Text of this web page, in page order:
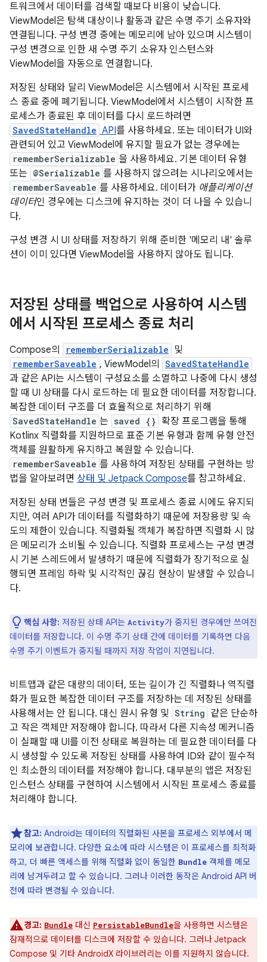
트워크에서 데이터를 검색할 때보다 비용이 낮습니다.
ViewModel은 탐색 대상이나 활동과 같은 수명 주기 소유자와
연결됩니다. 구성 변경 중에는 메모리에 남아 있으며 시스템이
구성 변경으로 인한 새 수명 주기 소유자 인스턴스와
ViewModel을 자동으로 연결합니다.
저장된 상태와 달리 ViewModel은 시스템에서 시작된 프로세
스 종료 중에 폐기됩니다. ViewModel에서 시스템이 시작한 프
로세스가 종료된 후 데이터를 다시 로드하려면
SavedStateHandle API를 사용하세요. 또는 데이터가 UI와
관련되어 있고 ViewModel에 유지할 필요가 없는 경우에는
rememberSerializable 을 사용하세요. 기본 데이터 유형
또는 @Serializable 를 사용하지 않으려는 시나리오에서는
rememberSaveable 를 사용하세요. 데이터가 애플리케이션
데이터인 경우에는 디스크에 유지하는 것이 더 나을 수 있습니
다.
구성 변경 시 UI 상태를 저장하기 위해 준비한 '메모리 내' 솔루
션이 이미 있다면 ViewModel을 사용하지 않아도 됩니다.
저장된 상태를 백업으로 사용하여 시스템
에서 시작된 프로세스 종료 처리
Compose의 rememberSerializable 및
rememberSaveable , ViewModel의 SavedStateHandle
과 같은 API는 시스템이 구성요소를 소멸하고 나중에 다시 생성
할 때 UI 상태를 다시 로드하는 데 필요한 데이터를 저장합니다.
복잡한 데이터 구조를 더 효율적으로 처리하기 위해
SavedStateHandle 는 saved {} 확장 프로그램을 통해
Kotlinx 직렬화를 지원하므로 표준 기본 유형과 함께 유형 안전
객체를 원활하게 유지하고 복원할 수 있습니다.
rememberSaveable 를 사용하여 저장된 상태를 구현하는 방
법을 알아보려면 상태 및 Jetpack Compose를 참고하세요.
저장된 상태 번들은 구성 변경 및 프로세스 종료 시에도 유지되
지만, 여러 API가 데이터를 직렬화하기 때문에 저장용량 및 속
도의 제한이 있습니다. 직렬화될 객체가 복잡하면 직렬화 시 많
은 메모리가 소비될 수 있습니다. 직렬화 프로세스는 구성 변경
시 기본 스레드에서 발생하기 때문에 직렬화가 장기적으로 실
행되면 프레임 하락 및 시각적인 끊김 현상이 발생할 수 있습니
다.
핵심 사항: 저장된 상태 API는 Activity가 중지된 경우에만 쓰여진
데이터를 저장합니다. 이 수명 주기 상태 간에 데이터를 기록하면 다음
수명 주기 이벤트가 중지될 때까지 저장 작업이 지연됩니다.
비트맵과 같은 대량의 데이터, 또는 길이가 긴 직렬화나 역직렬
화가 필요한 복잡한 데이터 구조를 저장하는 데 저장된 상태를
사용해서는 안 됩니다. 대신 원시 유형 및 String 같은 단순하
고 작은 객체만 저장해야 합니다. 따라서 다른 지속성 메커니즘
이 실패할 때 UI를 이전 상태로 복원하는 데 필요한 데이터를 다
시 생성할 수 있도록 저장된 상태를 사용하여 ID와 같이 필수적
인 최소한의 데이터를 저장해야 합니다. 대부분의 앱은 저장된
인스턴스 상태를 구현하여 시스템에서 시작된 프로세스 종료를
처리해야 합니다.
참고: Android는 데이터의 직렬화된 사본을 프로세스 외부에서 메
모리에 보관합니다. 다양한 요소에 따라 시스템은 이 프로세스를 최적화
하고, 더 빠른 액세스를 위해 직렬화 없이 동일한 Bundle 객체를 메모
리에 남겨두려고 할 수 있습니다. 그러나 이러한 동작은 Android API 버
전에 따라 변경될 수 있습니다.
경고: Bundle 대신 PersistableBundle을 사용하면 시스템은
잠재적으로 데이터를 디스크에 저장할 수 있습니다. 그러나 Jetpack
Compose 및 기타 AndroidX 라이브러리는 이를 지원하지 않습니다.